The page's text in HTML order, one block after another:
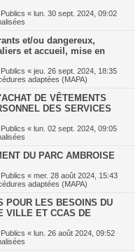
« lun. 30 sept. 2024, 09:02
et/ou dangereux,
et accueil, mise en
« jeu. 26 sept. 2024, 18:35
adaptées (MAPA)
DE VÊTEMENTS
DES SERVICES
« lun. 02 sept. 2024, 09:05
DU PARC AMBROISE
« mer. 28 août 2024, 15:43
adaptées (MAPA)
POUR LES BESOINS DU
VILLE ET CCAS DE
« lun. 26 août 2024, 09:52